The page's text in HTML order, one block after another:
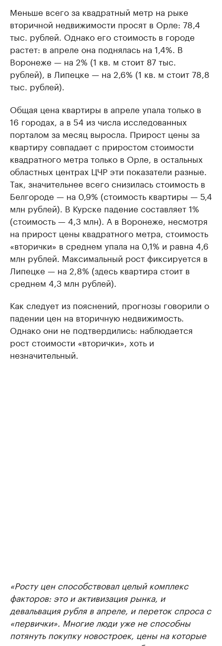
Меньше всего за квадратный метр на рыке
вторичной недвижимости просят в Орле: 78,4
тыс. рублей. Однако его стоимость в городе
растет: в апреле она поднялась на 1,4%. В
Воронеже — на 2% (1 кв. м стоит 87 тыс.
рублей), в Липецке — на 2,6% (1 кв. м стоит 78,8
тыс. рублей).
Общая цена квартиры в апреле упала только в
16 городах, а в 54 из числа исследованных
порталом за месяц выросла. Прирост цены за
квартиру совпадает с приростом стоимости
квадратного метра только в Орле, в остальных
областных центрах ЦЧР эти показатели разные.
Так, значительнее всего снизилась стоимость в
Белгороде — на 0,9% (стоимость квартиры — 5,4
млн рублей). В Курске падение составляет 1%
(стоимость — 4,3 млн). А в Воронеже, несмотря
на прирост цены квадратного метра, стоимость
«вторички» в среднем упала на 0,1% и равна 4,6
млн рублей. Максимальный рост фиксируется в
Липецке — на 2,8% (здесь квартира стоит в
среднем 4,3 млн рублей).
Как следует из пояснений, прогнозы говорили о
падении цен на вторичную недвижимость.
Однако они не подтвердились: наблюдается
рост стоимости «вторички», хоть и
незначительный.
«Росту цен способствовал целый комплекс
факторов: это и активизация рынка, и
девальвация рубля в апреле, и переток спроса с
«первички». Многие люди уже не способны
потянуть покупку новостроек, цены на которые